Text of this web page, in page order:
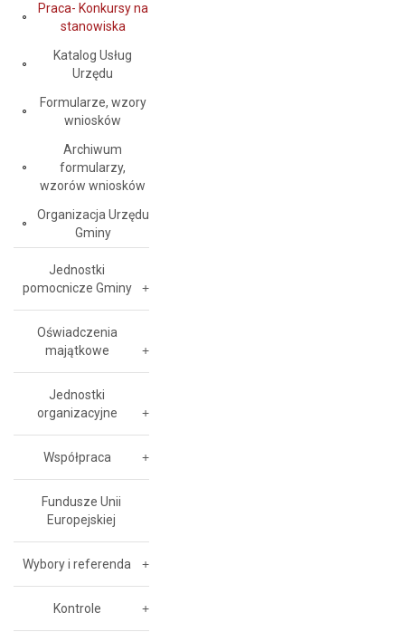
Praca- Konkursy na
stanowiska
Katalog Usług
Urzędu
Formularze, wzory
wniosków
Archiwum
formularzy,
wzorów wniosków
Organizacja Urzędu
Gminy
Jednostki
pomocnicze Gminy
Oświadczenia
majątkowe
Jednostki
organizacyjne
Współpraca
Fundusze Unii
Europejskiej
Wybory i referenda
Kontrole